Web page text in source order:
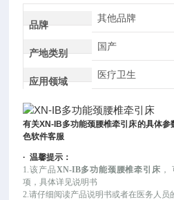
品牌
其他品牌
产地类别
国产
应用领域
医疗卫生
有关XN-IB多功能颈腰椎牵引床的具体参
色软件客服
·温馨提示：
1.该产品XN-IB多功能颈腰椎牵引床 ，
项，具体详见说明书
2.请仔细阅读产品说明书或者在医务人员